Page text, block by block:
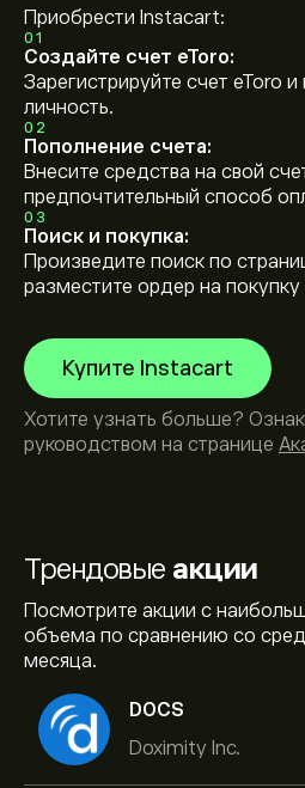
Трендовые акции
Посмотрите акции с
объема по сравнению со
месяца.
DOCS
Doximity Inc.
Приобрести Instacart:
01
Создайте счет eToro:
Зарегистрируйте счет eToro
личность.
02
Пополнение счета:
Внесите средства на свой
предпочтительный способ
03
Поиск и покупка:
Произведите поиск по
разместите ордер на
Купите Instacart
Хотите узнать больше?
руководством на странице